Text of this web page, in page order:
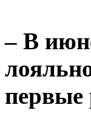
– В
первые